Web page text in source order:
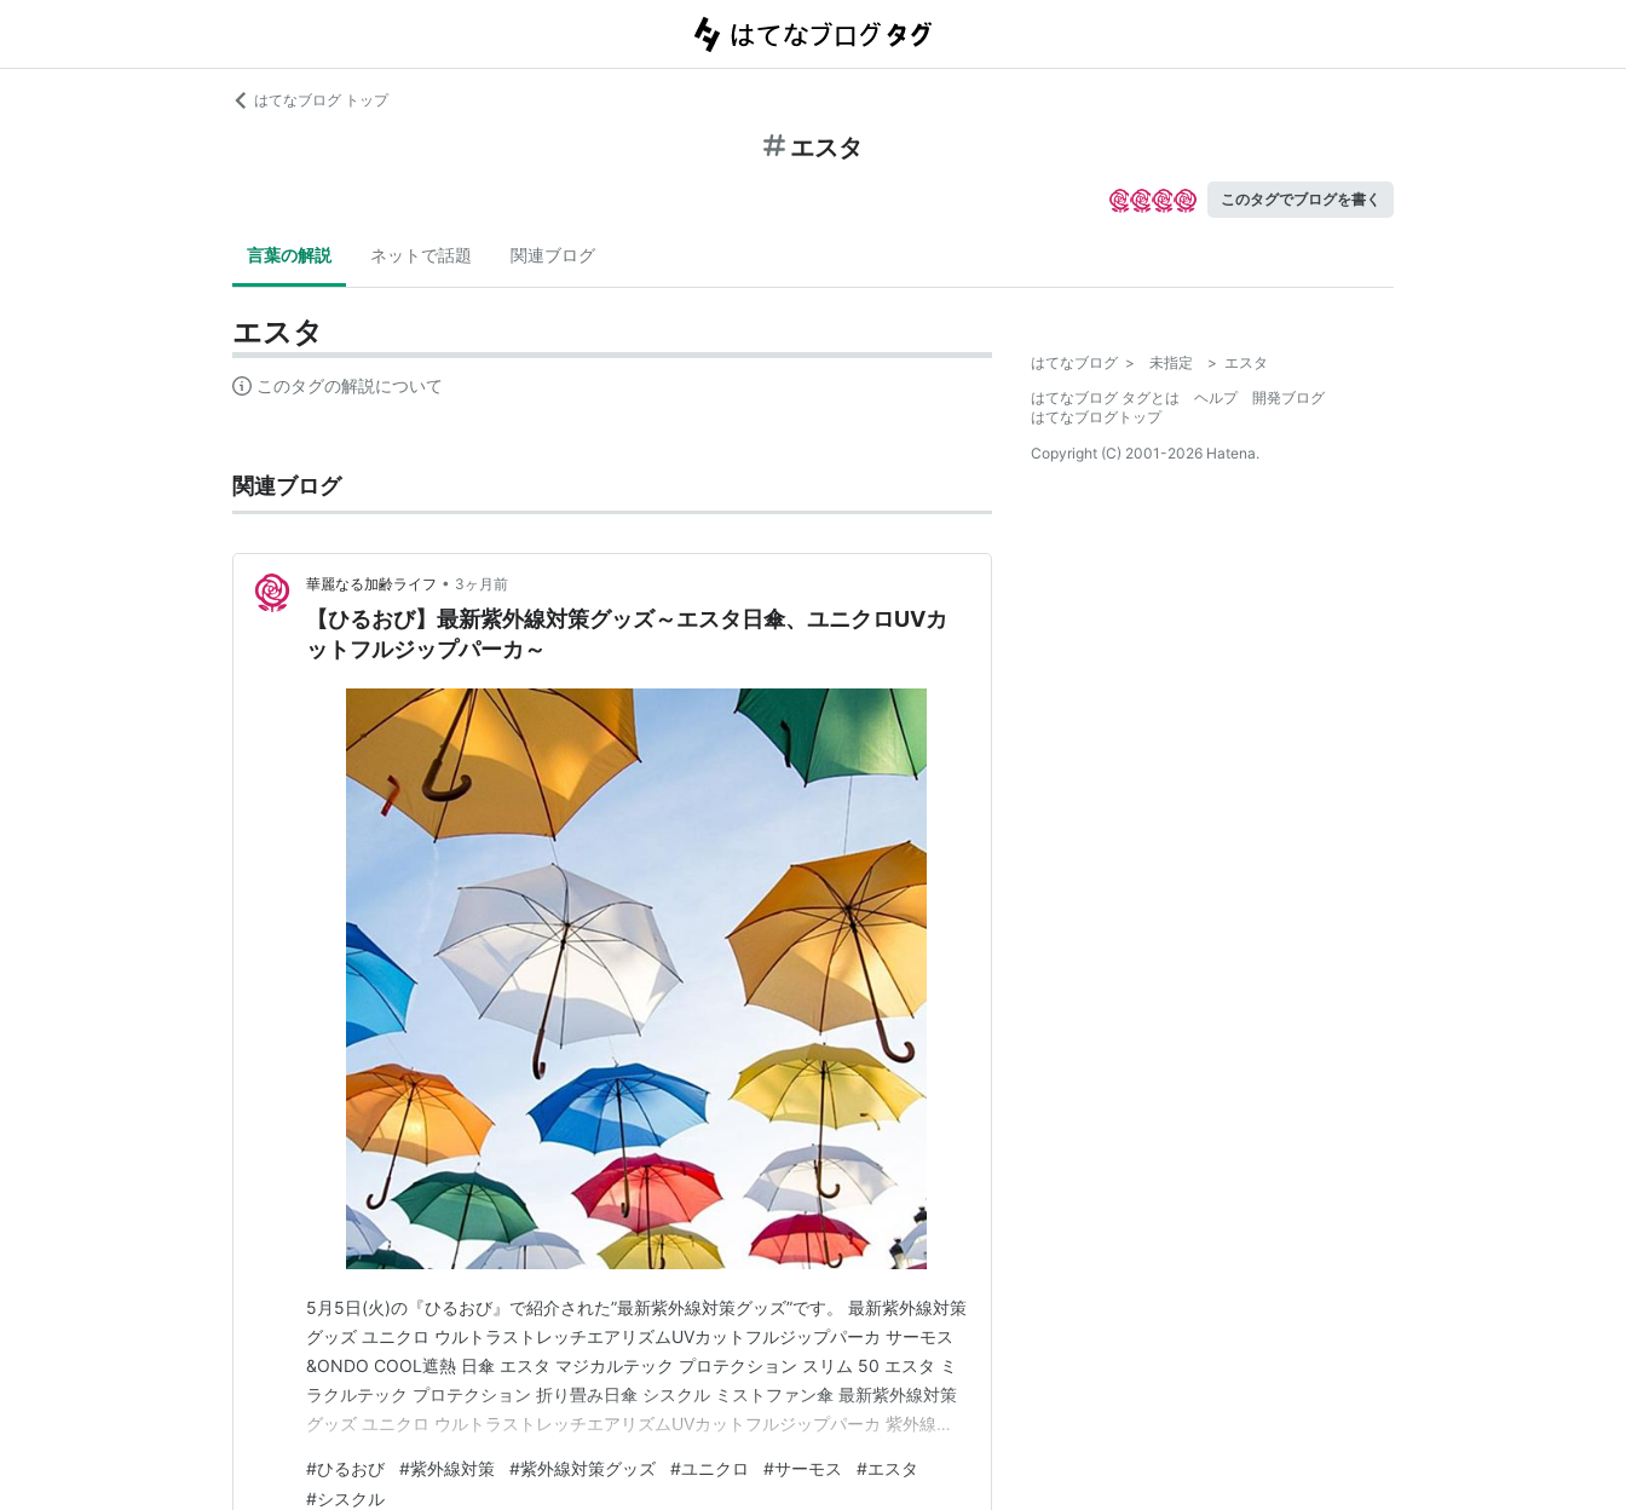
はてなブログ トップ
エスタ
このタグでブログを書く
言葉の解説 ネットで話題 関連ブログ
エスタ
このタグの解説について
関連ブログ
華麗なる加齢ライフ • 3ヶ月前
【ひるおび】最新紫外線対策グッズ～エスタ日傘、ユニクロUVカ
ットフルジップパーカ～
5月5日(火)の『ひるおび』で紹介された”最新紫外線対策グッズ”です。 最新紫外線対策
グッズ ユニクロ ウルトラストレッチエアリズムUVカットフルジップパーカ サーモス
&ONDO COOL遮熱 日傘 エスタ マジカルテック プロテクション スリム 50 エスタ ミ
ラクルテック プロテクション 折り畳み日傘 シスクル ミストファン傘 最新紫外線対策
グッズ ユニクロ ウルトラストレッチエアリズムUVカットフルジップパーカ 紫外線を
ティな印象に。 www.uniqlo.com サーモス &ONDO COOL遮熱 日傘 ・…
#ひるおび #紫外線対策 #紫外線対策グッズ #ユニクロ #サーモス #エスタ
#シスクル
はてなブログ > 未指定 > エスタ
はてなブログ タグとは
ヘルプ
開発ブログ
はてなブログトップ
Copyright (C) 2001-2026 Hatena.